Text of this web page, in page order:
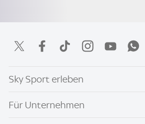
Sky Sport erleben
Für Unternehmen